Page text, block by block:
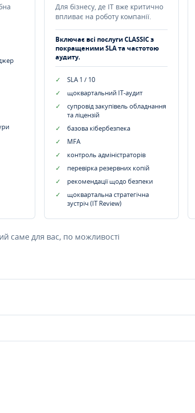
Для бізнесу, де IT вже критично
впливає на роботу компанії.
Включає всі послуги CLASSIC з
покращеними SLA та частотою
аудиту.
SLA 1 / 10
щоквартальний IT-аудит
супровід закупівель обладнання
та ліцензій
базова кібербезпека
MFA
контроль адміністраторів
перевірка резервних копій
рекомендації щодо безпеки
щоквартальна стратегічна
зустріч (IT Review)
саме для вас, по можливості